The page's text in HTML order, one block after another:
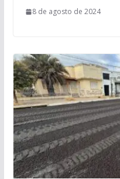
8 de agosto de 2024